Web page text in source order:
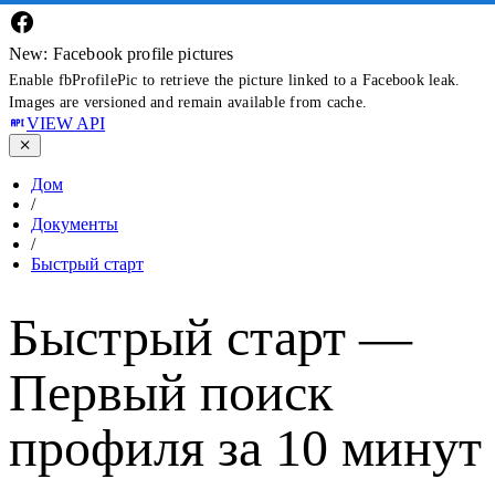
New: Facebook profile pictures
Enable fbProfilePic to retrieve the picture linked to a Facebook leak.
Images are versioned and remain available from cache.
VIEW API
Дом
/
Документы
/
Быстрый старт
Быстрый старт —
Первый поиск
профиля за 10 минут